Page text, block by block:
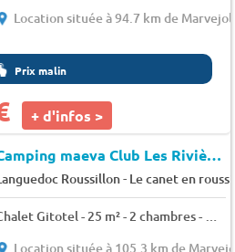
Location située à 94.7 km de
Prix malin
+ d'infos >
Camping maeva Club Les Rivières (231744)
Roussillon- Le canet en
Location située à 105.3 km de